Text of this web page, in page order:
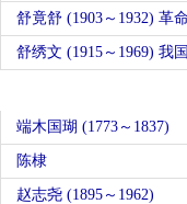
舒竟舒 (1903～1932) 革
舒绣文 (1915～1969) 我
端木国瑚 (1773～1837)
陈棣
赵志尧 (1895～1962)